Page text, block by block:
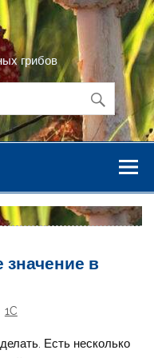
грибов
значение в
1C
Есть несколько